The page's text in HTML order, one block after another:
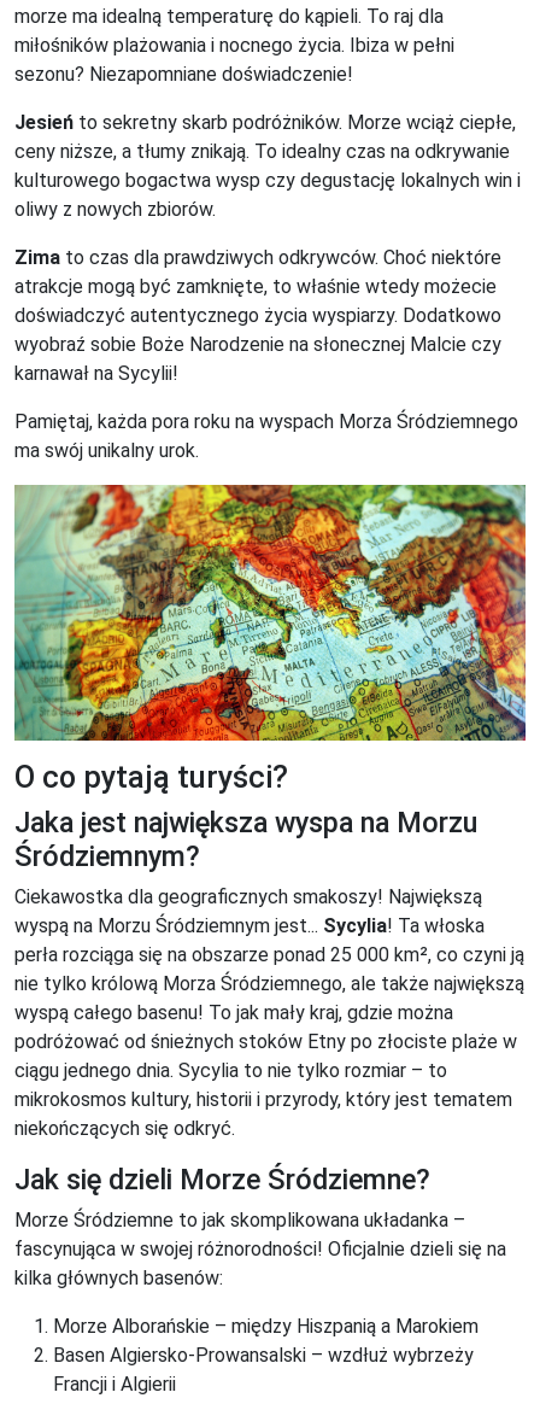
morze ma idealną temperaturę do kąpieli. To raj dla
miłośników plażowania i nocnego życia. Ibiza w pełni
sezonu? Niezapomniane doświadczenie!
Jesień to sekretny skarb podróżników. Morze wciąż ciepłe,
ceny niższe, a tłumy znikają. To idealny czas na odkrywanie
kulturowego bogactwa wysp czy degustację lokalnych win i
oliwy z nowych zbiorów.
Zima to czas dla prawdziwych odkrywców. Choć niektóre
atrakcje mogą być zamknięte, to właśnie wtedy możecie
doświadczyć autentycznego życia wyspiarzy. Dodatkowo
wyobraź sobie Boże Narodzenie na słonecznej Malcie czy
karnawał na Sycylii!
Pamiętaj, każda pora roku na wyspach Morza Śródziemnego
ma swój unikalny urok.
O co pytają turyści?
Jaka jest największa wyspa na Morzu
Śródziemnym?
Ciekawostka dla geograficznych smakoszy! Największą
wyspą na Morzu Śródziemnym jest... Sycylia! Ta włoska
perła rozciąga się na obszarze ponad 25 000 km², co czyni ją
nie tylko królową Morza Śródziemnego, ale także największą
wyspą całego basenu! To jak mały kraj, gdzie można
podróżować od śnieżnych stoków Etny po złociste plaże w
ciągu jednego dnia. Sycylia to nie tylko rozmiar – to
mikrokosmos kultury, historii i przyrody, który jest tematem
niekończących się odkryć.
Jak się dzieli Morze Śródziemne?
Morze Śródziemne to jak skomplikowana układanka –
fascynująca w swojej różnorodności! Oficjalnie dzieli się na
kilka głównych basenów:
Morze Alborańskie – między Hiszpanią a Marokiem
Basen Algiersko-Prowansalski – wzdłuż wybrzeży
Francji i Algierii